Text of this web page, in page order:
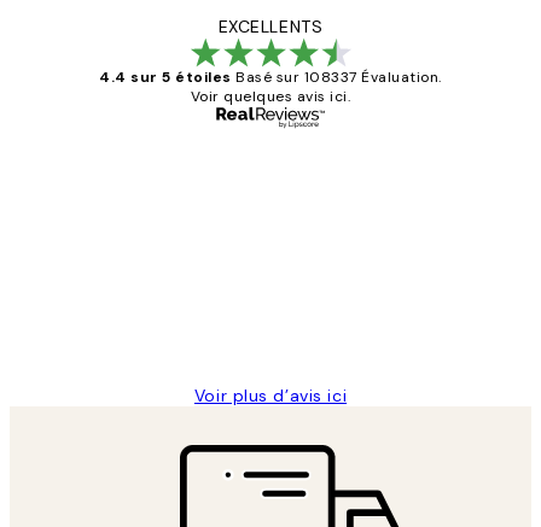
EXCELLENTS
4.4 sur 5 étoiles Basé sur 108337 Évaluation.
Voir quelques avis ici.
Voir plus d’avis ici